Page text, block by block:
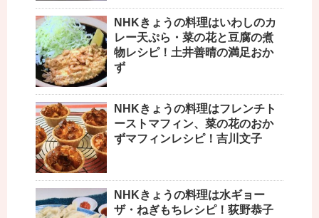
NHKきょうの料理はいわしのカ
レー天ぷら・菜の花と豆腐の煮
物レシピ！土井善晴の満足おか
ず
NHKきょうの料理はフレンチト
ーストマフィン、菜の花のおか
ずマフィンレシピ！吉川文子
NHKきょうの料理は水ギョー
ザ・ねぎもちレシピ！荻野恭子